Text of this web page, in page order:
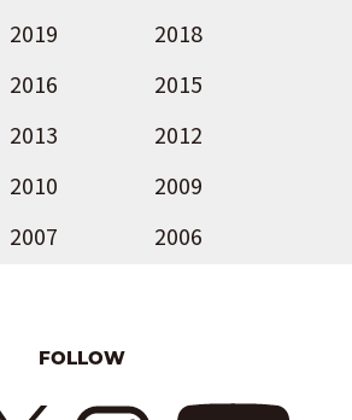
2019
2018
2016
2015
2013
2012
2010
2009
2007 2006
FOLLOW